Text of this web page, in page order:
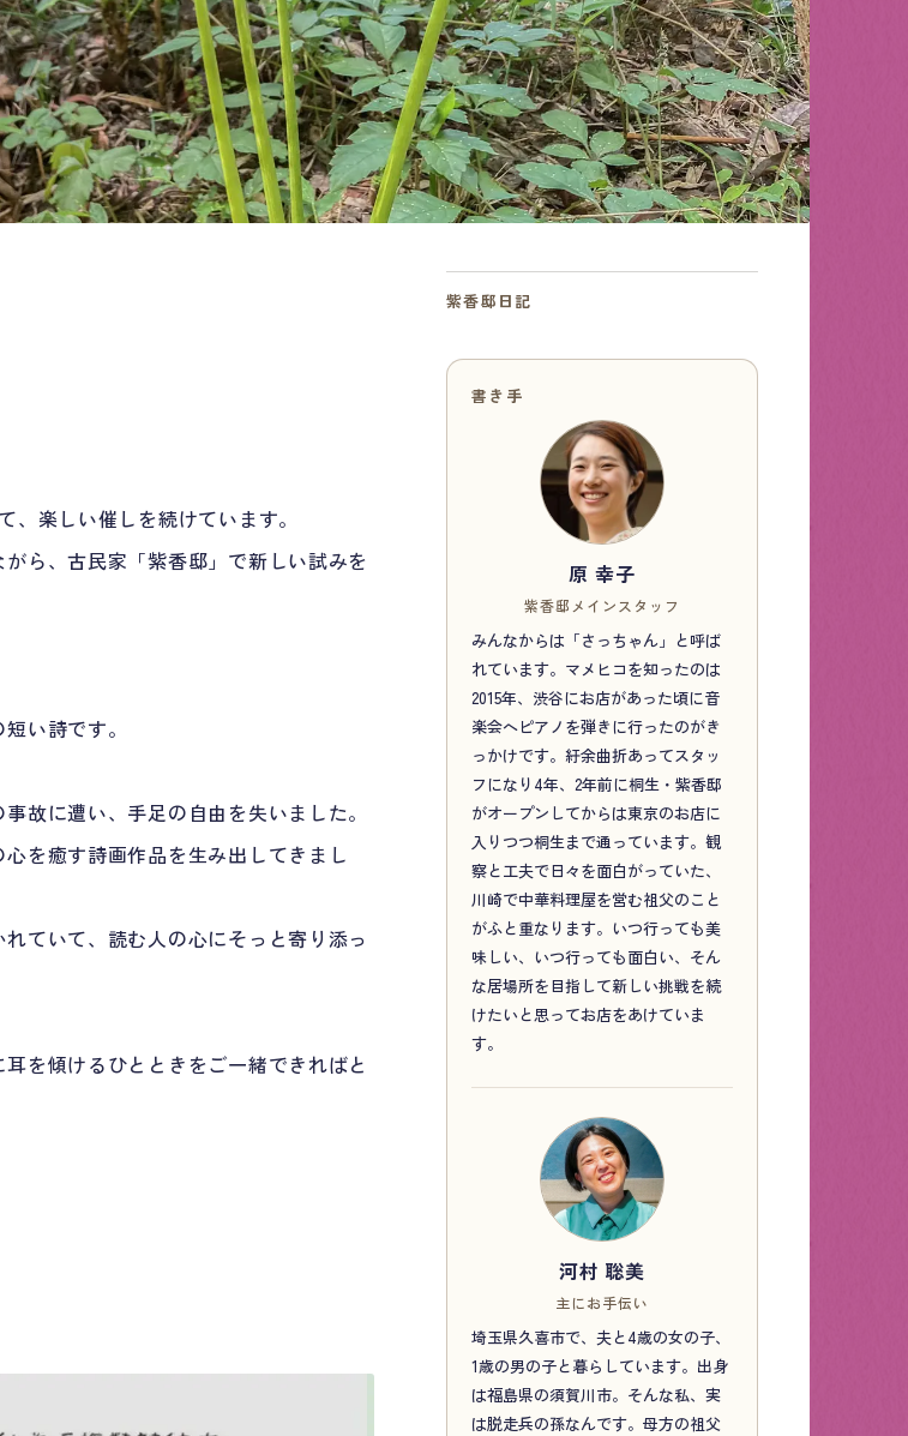
楽しい催しを続けています。
ら、古民家「紫香邸」で新しい試みを
い詩です。
故に遭い、手足の自由を失いました。
を癒す詩画作品を生み出してきまし
ていて、読む人の心にそっと寄り添っ
を傾けるひとときをご一緒できればと
紫香邸日記
書き手
原 幸子
紫香邸メインスタッフ
みんなからは「さっちゃん」と呼ば
れています。マメヒコを知ったのは
2015年、渋谷にお店があった頃に音
楽会へピアノを弾きに行ったのがき
っかけです。紆余曲折あってスタッ
フになり4年、2年前に桐生・紫香邸
がオープンしてからは東京のお店に
入りつつ桐生まで通っています。観
察と工夫で日々を面白がっていた、
川崎で中華料理屋を営む祖父のこと
がふと重なります。いつ行っても美
味しい、いつ行っても面白い、そん
な居場所を目指して新しい挑戦を続
けたいと思ってお店をあけていま
す。
河村 聡美
主にお手伝い
埼玉県久喜市で、夫と4歳の女の子、
1歳の男の子と暮らしています。出身
は福島県の須賀川市。そんな私、実
は脱走兵の孫なんです。母方の祖父